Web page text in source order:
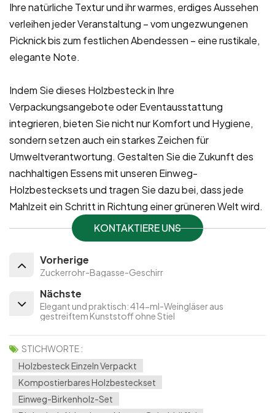
Ihre natürliche Textur und ihr warmes, erdiges Aussehen
verleihen jeder Veranstaltung – vom ungezwungenen
Picknick bis zum festlichen Abendessen – eine rustikale,
elegante Note.
Indem Sie dieses Holzbesteck in Ihre
Verpackungsangebote oder Eventausstattung
integrieren, bieten Sie nicht nur Komfort und Hygiene,
sondern setzen auch ein starkes Zeichen für
Umweltverantwortung. Gestalten Sie die Zukunft des
nachhaltigen Essens mit unseren Einweg-
Holzbestecksets und tragen Sie dazu bei, dass jede
Mahlzeit ein Schritt in Richtung einer grüneren Welt wird.
KONTAKTIERE UNS
Vorherige
Zuckerrohr-Bagasse-Geschirr
Nächste
Elegant und praktisch: 414-ml-Weingläser aus
gestreiftem Kunststoff ohne Stiel
STICHWORTE :
Holzbesteck Einzeln Verpackt
Kompostierbares Holzbesteckset
Einweg-Birkenholz-Set